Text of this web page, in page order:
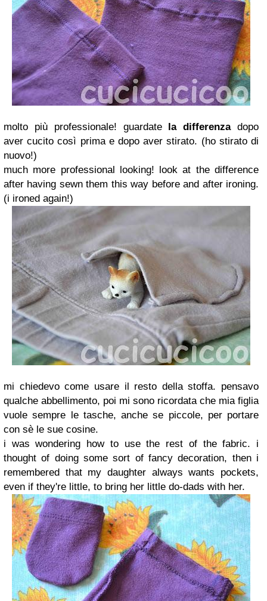
molto più professionale! guardate la differenzadopo
aver cucito così prima e dopo aver stirato. (ho stirato di
nuovo!)
much more professional looking! look at the difference
after having sewn them this way before and after ironing.
(i ironed again!)
mi chiedevo come usare il resto della stoffa. pensavo
qualche abbellimento, poi mi sono ricordata che mia figlia
vuole sempre le tasche, anche se piccole, per portare
con sè le sue cosine.
i was wondering how to use the rest of the fabric. i
thought of doing some sort of fancy decoration, then i
remembered that my daughter always wants pockets,
even if they're little, to bring her little do-dads with her.